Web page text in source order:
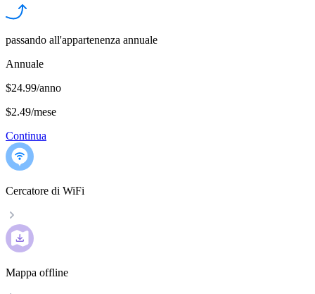
passando all'appartenenza annuale
Annuale
$24.99/anno
$2.49/mese
Continua
Cercatore di WiFi
Mappa offline